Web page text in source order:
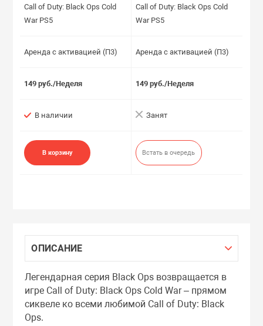
Call of Duty: Black Ops Cold
War PS5
Аренда с активацией (П3)
149 руб./Неделя
В наличии
В корзину
Call of Duty: Black Ops Cold
War PS5
Аренда с активацией (П3)
149 руб./Неделя
Занят
Встать в очередь
ОПИСАНИЕ
Легендарная серия Black Ops возвращается в
игре Call of Duty: Black Ops Cold War – прямом
сиквеле ко всеми любимой Call of Duty: Black
Ops.